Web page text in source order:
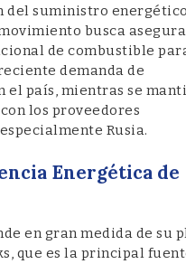
del suministro
busca
de combustible
demanda de
el país, mientras se
los proveedores
Rusia.
Energética de
en gran medida de su
que es la principal